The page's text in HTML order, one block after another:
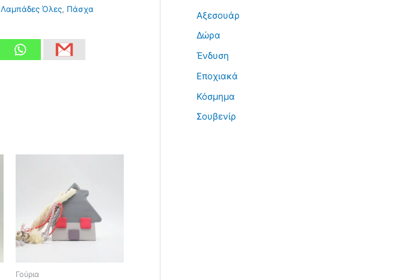
Λαμπάδες Όλες, Πάσχα
Γούρια
Αξεσουάρ
Δώρα
Ένδυση
Εποχιακά
Κόσμημα
Σουβενίρ